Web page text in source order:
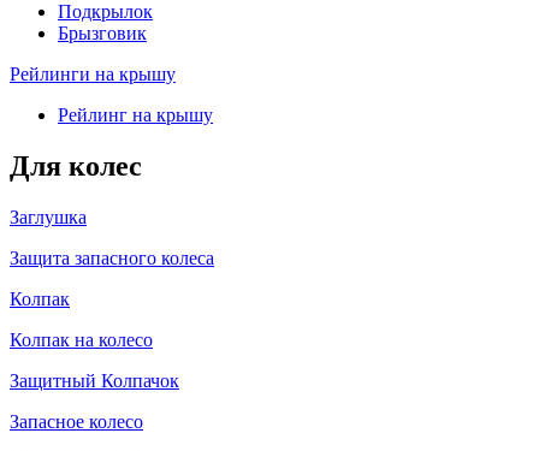
Подкрылок
Брызговик
Рейлинги на крышу
Рейлинг на крышу
Для колес
Заглушка
Защита запасного колеса
Колпак
Колпак на колесо
Защитный Колпачок
Запасное колесо